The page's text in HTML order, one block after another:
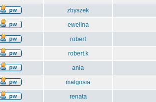
zbyszek
ewelina
robert
robert.k
ania
malgosia
renata